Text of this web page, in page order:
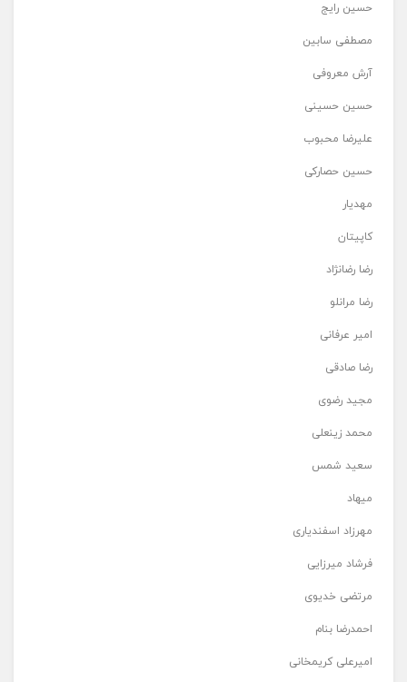
حسین رایج
مصطفی سابین
آرش معروفی
حسین حسینی
علیرضا محبوب
حسین حصارکی
مهدیار
کاپیتان
رضا رضانژاد
رضا مرانلو
امیر عرفانی
رضا صادقی
مجید رضوی
محمد زینعلی
سعید شمس
میهاد
مهرزاد اسفندیاری
فرشاد میرزایی
مرتضی خدیوی
احمدرضا بنام
امیرعلی کریمخانی